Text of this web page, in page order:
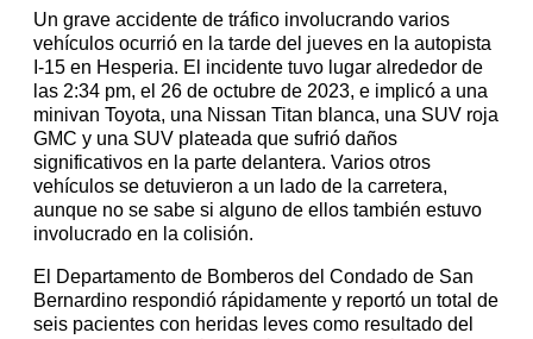
Un grave accidente de tráfico involucrando varios
vehículos ocurrió en la tarde del jueves en la autopista
I-15 en Hesperia. El incidente tuvo lugar alrededor de
las 2:34 pm, el 26 de octubre de 2023, e implicó a una
minivan Toyota, una Nissan Titan blanca, una SUV roja
GMC y una SUV plateada que sufrió daños
significativos en la parte delantera. Varios otros
vehículos se detuvieron a un lado de la carretera,
aunque no se sabe si alguno de ellos también estuvo
involucrado en la colisión.
El Departamento de Bomberos del Condado de San
Bernardino respondió rápidamente y reportó un total de
seis pacientes con heridas leves como resultado del